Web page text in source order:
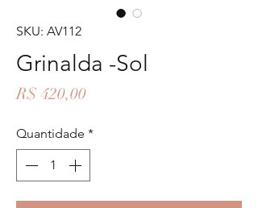
SKU: AV112
Grinalda -Sol
R$ 420,00Preço
Quantidade *